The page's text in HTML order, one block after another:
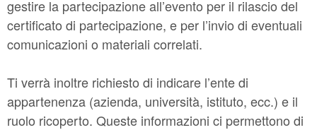
gestire la partecipazione all’evento per il rilascio del
certificato di partecipazione, e per l’invio di eventuali
comunicazioni o materiali correlati.
Ti verrà inoltre richiesto di indicare l’ente di
appartenenza (azienda, università, istituto, ecc.) e il
ruolo ricoperto. Queste informazioni ci permettono di